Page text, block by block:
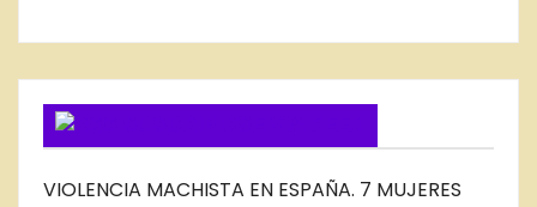
O
G
VIOLENCIA MACHISTA EN ESPAÑA. 7 MUJERES